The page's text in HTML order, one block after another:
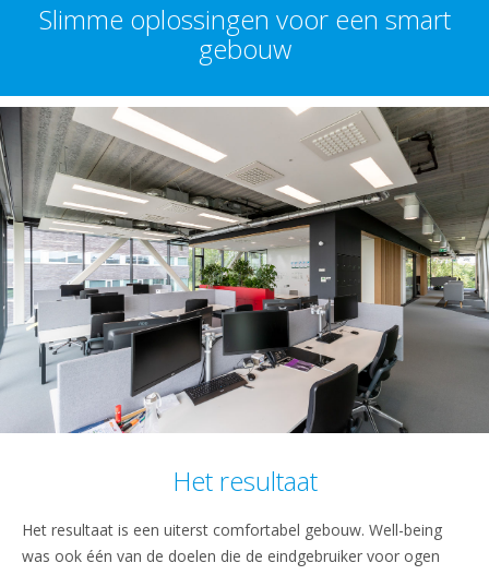
Slimme oplossingen voor een smart
gebouw
Het resultaat
Het resultaat is een uiterst comfortabel gebouw. Well-being
was ook één van de doelen die de eindgebruiker voor ogen